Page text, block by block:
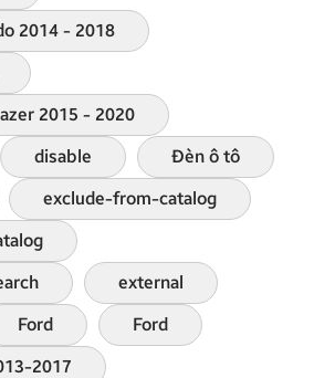
2014 - 2018
2015 - 2020
disable
Đèn ô tô
exclude-from-catalog
external
Ford
Ford
2017